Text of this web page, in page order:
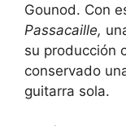
Gounod. Con
Passacaille,
su producción
conservado
guitarra sola.